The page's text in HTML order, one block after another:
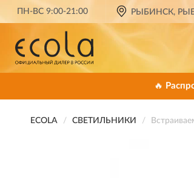
ПН-ВС 9:00-21:00 РЫБИНСК,
🔥
ECOLA СВЕТИЛЬНИКИ